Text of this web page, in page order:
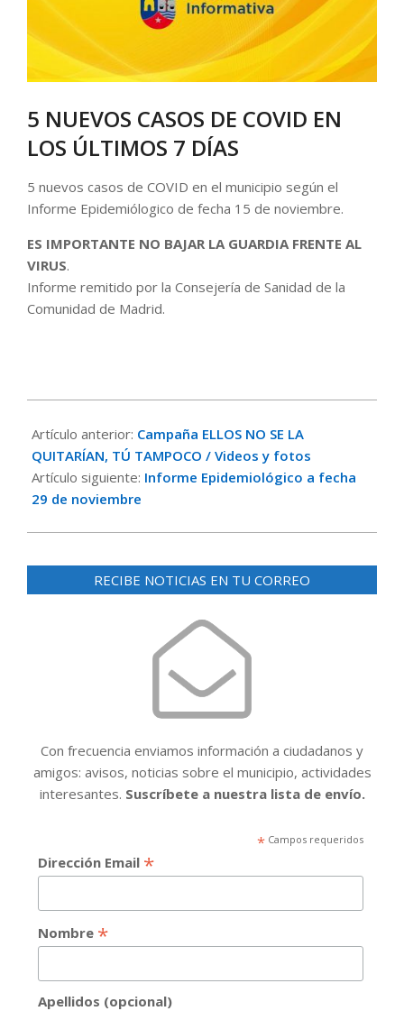
5 NUEVOS CASOS DE COVID EN
LOS ÚLTIMOS 7 DÍAS
5 nuevos casos de COVID en el municipio según el
Informe Epidemiólogico de fecha 15 de noviembre.
ES IMPORTANTE NO BAJAR LA GUARDIA FRENTE AL
VIRUS.
Informe remitido por la Consejería de Sanidad de la
Comunidad de Madrid.
11-
18
Artículo anterior: Campaña ELLOS NO SE LA
QUITARÍAN, TÚ TAMPOCO / Videos y fotos
Artículo siguiente: Informe Epidemiológico a fecha
29 de noviembre
RECIBE NOTICIAS EN TU CORREO
Con frecuencia enviamos información a ciudadanos y
amigos: avisos, noticias sobre el municipio, actividades
interesantes. Suscríbete a nuestra lista de envío.
*Campos requeridos
Dirección Email *
Nombre *
Apellidos (opcional)